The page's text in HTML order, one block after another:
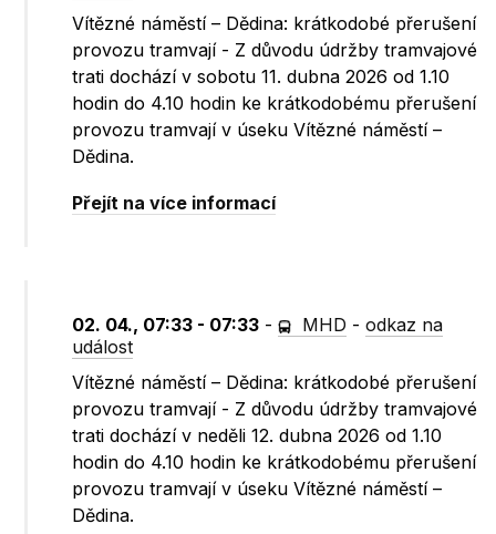
Vítězné náměstí – Dědina: krátkodobé přerušení
provozu tramvají - Z důvodu údržby tramvajové
trati dochází v sobotu 11. dubna 2026 od 1.10
hodin do 4.10 hodin ke krátkodobému přerušení
provozu tramvají v úseku Vítězné náměstí –
Dědina.
Přejít na více informací
02. 04., 07:33 - 07:33 - MHD -odkaz na
událost
Vítězné náměstí – Dědina: krátkodobé přerušení
provozu tramvají - Z důvodu údržby tramvajové
trati dochází v neděli 12. dubna 2026 od 1.10
hodin do 4.10 hodin ke krátkodobému přerušení
provozu tramvají v úseku Vítězné náměstí –
Dědina.